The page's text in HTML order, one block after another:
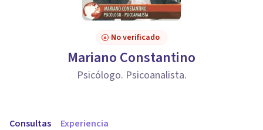
No verificado
Mariano Constantino
Psicólogo. Psicoanalista.
Consultas Experiencia